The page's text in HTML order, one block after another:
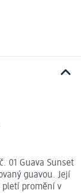
01 Guava Sunset
guavou. Její
pletí promění v